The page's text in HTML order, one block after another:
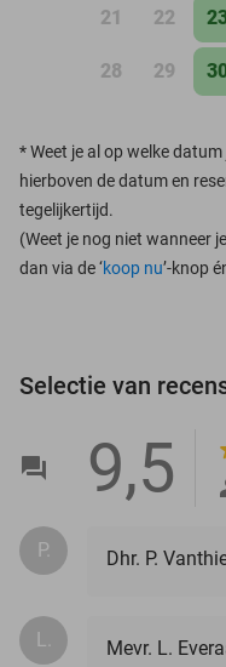
21 22
28 29
*Weet je al op welke
hierboven de datum en
tegelijkertijd.
(Weet je nog niet wanneer
dan via de ‘koop nu’-knop
Selectie van
9,5
P. Dhr. P.
L.
Mevr. L.